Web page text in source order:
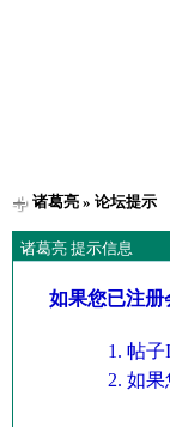
诸葛亮» 论坛提示
诸葛亮 提示信息
如果您已注册
帖子
如果